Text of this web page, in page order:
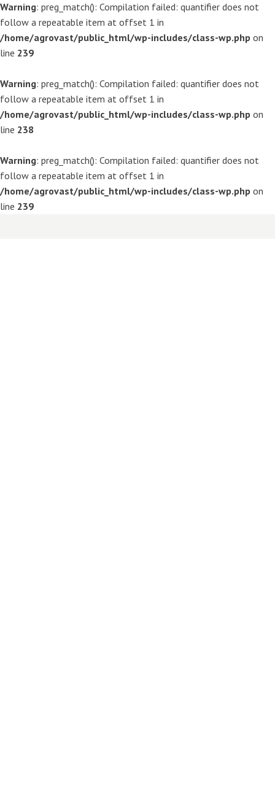
Warning: preg_match(): Compilation failed: quantifier does not
follow a repeatable item at offset 1 in
/home/agrovast/public_html/wp-includes/class-wp.php on
line 239
Warning: preg_match(): Compilation failed: quantifier does not
follow a repeatable item at offset 1 in
/home/agrovast/public_html/wp-includes/class-wp.php on
line 238
Warning: preg_match(): Compilation failed: quantifier does not
follow a repeatable item at offset 1 in
/home/agrovast/public_html/wp-includes/class-wp.php on
line 239